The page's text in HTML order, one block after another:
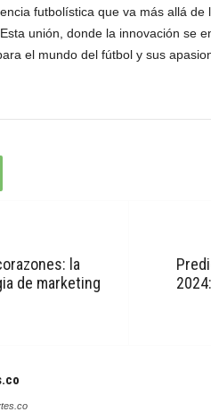
futbolística que va más allá de
unión, donde la innovación se
el mundo del fútbol y sus
la
de marketing